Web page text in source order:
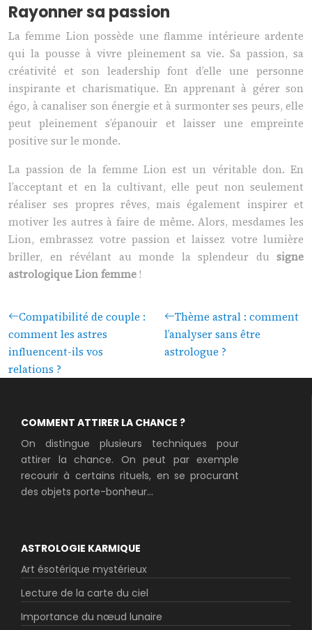
Rayonner sa passion
La femme Lion possède une flamme intérieure ardente
qui la pousse à vivre pleinement sa vie. Sa passion, sa
créativité et son leadership font d’elle une personne
inspirante et charismatique. En apprenant à gérer son
égo, à canaliser son énergie et à surmonter ses peurs, elle
peut pleinement s’épanouir et laisser une empreinte
positive sur le monde.
La passion de la femme Lion est un véritable don. En
l’acceptant et en la cultivant, elle peut non seulement
réaliser ses propres rêves, mais également inspirer et
motiver les autres à faire de même. Alors, mesdames les
Lion, embrassez votre passion et laissez votre lumière
briller, en révélant au monde la splendeur du signe
astrologique Lion femme!
Compatibilité de couple :
comment les astres
influencent-ils vos
relations ?
Thème astral : comment
l’analyser sans être
astrologue ?
COMMENT ATTIRER LA CHANCE ?
On distingue plusieurs techniques pour
attirer la chance. On peut par exemple
recourir à certains rituels, en se procurant
des objets porte-bonheur...
ASTROLOGIE KARMIQUE
Art ésotérique mystérieux
Lecture de la carte du ciel
Importance du nœud lunaire